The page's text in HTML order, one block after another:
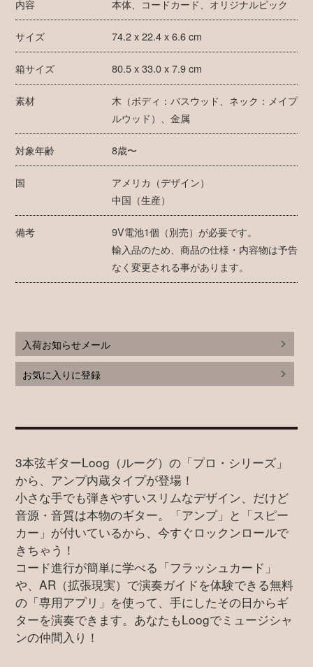
内容 本体、コードカード、オリジナルピック
サイズ 74.2 x 22.4 x 6.6 cm
箱サイズ 80.5 x 33.0 x 7.9 cm
素材
木（ボディ：バスウッド、ネック：メイプ
ルウッド）、金属
対象年齢 8歳〜
国
アメリカ（デザイン）
中国（生産）
備考
9V電池1個（別売）が必要です。
輸入品のため、商品の仕様・内容物は予告
なく変更される事があります。
入荷お知らせメール
お気に入りに登録
3本弦ギターLoog（ルーグ）の「プロ・シリーズ」
から、アンプ内蔵タイプが登場！
小さな手でも弾きやすいスリムなデザイン、だけど
音源・音質は本物のギター。「アンプ」と「スピー
カー」が付いているから、今すぐロックンロールで
きちゃう！
コード進行が簡単に学べる「フラッシュカード」
や、AR（拡張現実）で演奏ガイドを体験できる無料
の「専用アプリ」を使って、手にしたその日からギ
ターを演奏できます。あなたもLoogでミュージシャ
ンの仲間入り！